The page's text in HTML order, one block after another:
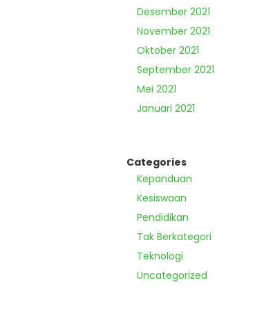
Desember 2021
November 2021
Oktober 2021
September 2021
Mei 2021
Januari 2021
Categories
Kepanduan
Kesiswaan
Pendidikan
Tak Berkategori
Teknologi
Uncategorized